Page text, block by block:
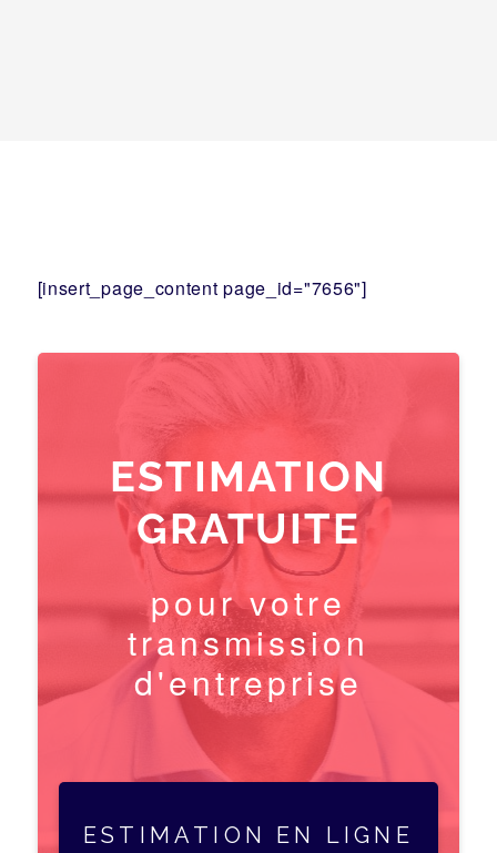
[insert_page_content page_id="7656"]
ESTIMATION
GRATUITE
pour votre
transmission
d'entreprise
ESTIMATION EN LIGNE